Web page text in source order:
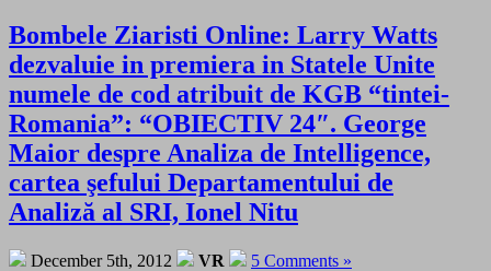
Bombele Ziaristi Online: Larry Watts
dezvaluie in premiera in Statele Unite
numele de cod atribuit de KGB “tintei-
Romania”: “OBIECTIV 24″. George
Maior despre Analiza de Intelligence,
cartea şefului Departamentului de
Analiză al SRI, Ionel Nitu
December 5th, 2012 VR 5 Comments »